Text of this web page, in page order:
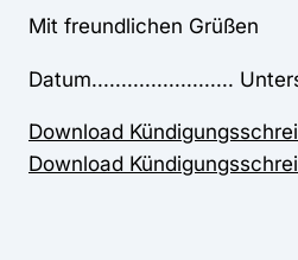
Mit freundlichen Grüßen
Datum........................
Download
Download